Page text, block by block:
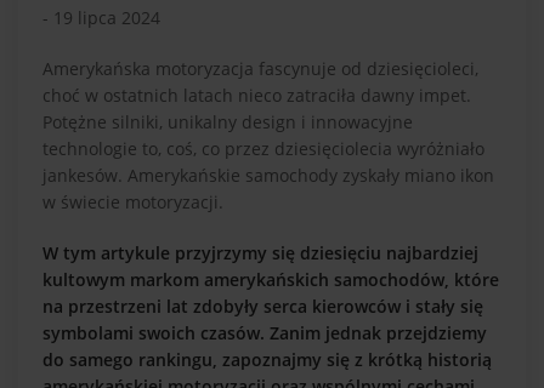
- 19 lipca 2024
Amerykańska motoryzacja fascynuje od dziesięcioleci,
choć w ostatnich latach nieco zatraciła dawny impet.
Potężne silniki, unikalny design i innowacyjne
technologie to, coś, co przez dziesięciolecia wyróżniało
jankesów. Amerykańskie samochody zyskały miano ikon
w świecie motoryzacji.
W tym artykule przyjrzymy się dziesięciu najbardziej
kultowym markom amerykańskich samochodów, które
na przestrzeni lat zdobyły serca kierowców i stały się
symbolami swoich czasów. Zanim jednak przejdziemy
do samego rankingu, zapoznajmy się z krótką historią